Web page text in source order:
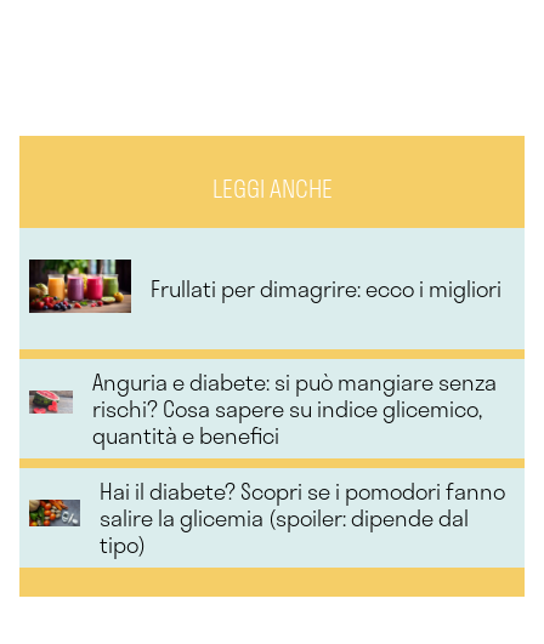
LEGGI ANCHE
Frullati per dimagrire: ecco i migliori
Anguria e diabete: si può mangiare senza
rischi? Cosa sapere su indice glicemico,
quantità e benefici
Hai il diabete? Scopri se i pomodori fanno
salire la glicemia (spoiler: dipende dal
tipo)